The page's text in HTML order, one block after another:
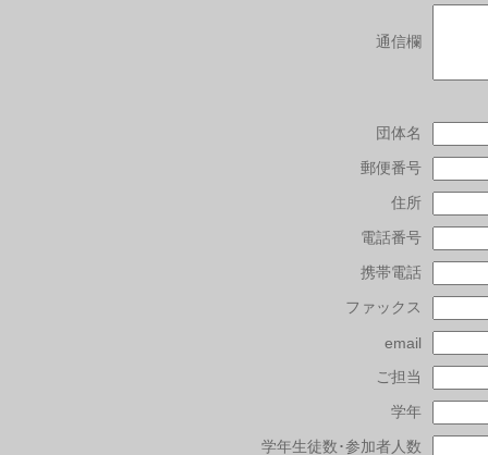
通信欄
団体名
郵便番号
住所
電話番号
携帯電話
ファックス
email
ご担当
学年
学年生徒数･参加者人数